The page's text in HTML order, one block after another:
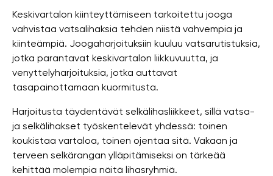
Keskivartalon kiinteyttämiseen tarkoitettu jooga
vahvistaa vatsalihaksia tehden niistä vahvempia ja
kiinteämpiä. Joogaharjoituksiin kuuluu vatsarutistuksia,
jotka parantavat keskivartalon liikkuvuutta, ja
venyttelyharjoituksia, jotka auttavat
tasapainottamaan kuormitusta.
Harjoitusta täydentävät selkälihasliikkeet, sillä vatsa-
ja selkälihakset työskentelevät yhdessä: toinen
koukistaa vartaloa, toinen ojentaa sitä. Vakaan ja
terveen selkärangan ylläpitämiseksi on tärkeää
kehittää molempia näitä lihasryhmiä.